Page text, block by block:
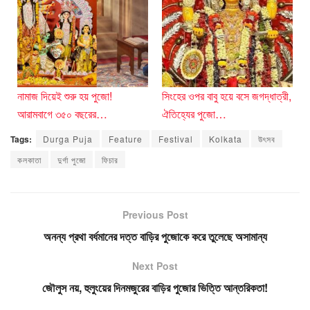
নামাজ দিয়েই শুরু হয় পুজো!
আরামবাগে ৩৫০ বছরের…
সিংহের ওপর বাবু হয়ে বসে জগদ্ধাত্রী,
ঐতিহ্যের পুজো…
Tags: Durga Puja Feature Festival Kolkata
উৎসব
কলকাতা
দুর্গা পুজো ফিচার
Previous Post
অনন্য প্রথা বর্ধমানের দত্ত বাড়ির পুজোকে করে তুলেছে অসামান্য
Next Post
জৌলুস নয়, হুলুংয়ের দিনমজুরের বাড়ির পুজোর ভিত্তি আন্তরিকতা!